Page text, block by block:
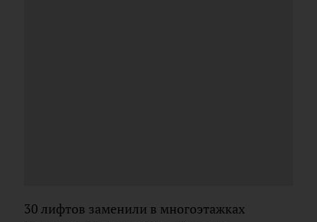
30 лифтов заменили в многоэтажках